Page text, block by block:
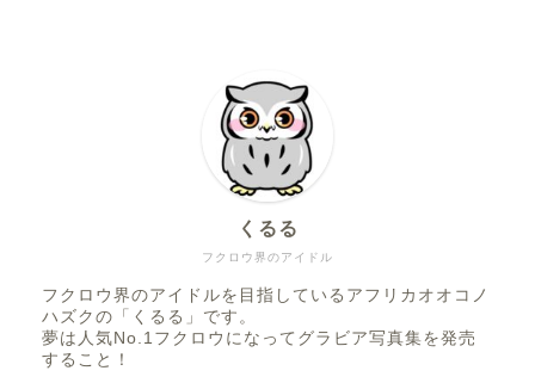
フクロウ界のアイドル
くるる
フクロウ界のアイドルを目指しているアフリカオオコノ
ハズクの「くるる」です。
夢は人気No.1フクロウになってグラビア写真集を発売
すること！